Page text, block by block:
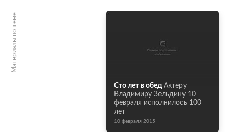
Материалы по теме
Сто лет в обед Актеру
Владимиру Зельдину 10
февраля исполнилось 100
лет
10 февраля 2015